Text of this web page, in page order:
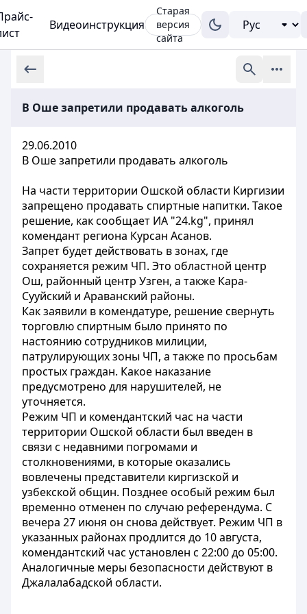
Видеоинструкция
Старая
версия
сайта
В Оше запретили продавать алкоголь
29.06.2010
В Оше запретили продавать алкоголь
На части территории Ошской области Киргизии
запрещено продавать спиртные напитки. Такое
решение, как сообщает ИА "24.kg", принял
комендант региона Курсан Асанов.
Запрет будет действовать в зонах, где
сохраняется режим ЧП. Это областной центр
Ош, районный центр Узген, а также Кара-
Сууйский и Араванский районы.
Как заявили в комендатуре, решение свернуть
торговлю спиртным было принято по
настоянию сотрудников милиции,
патрулирующих зоны ЧП, а также по просьбам
простых граждан. Какое наказание
предусмотрено для нарушителей, не
уточняется.
Режим ЧП и комендантский час на части
территории Ошской области был введен в
связи с недавними погромами и
столкновениями, в которые оказались
вовлечены представители киргизской и
узбекской общин. Позднее особый режим был
временно отменен по случаю референдума. С
вечера 27 июня он снова действует. Режим ЧП в
указанных районах продлится до 10 августа,
комендантский час установлен с 22:00 до 05:00.
Аналогичные меры безопасности действуют в
Джалалабадской области.